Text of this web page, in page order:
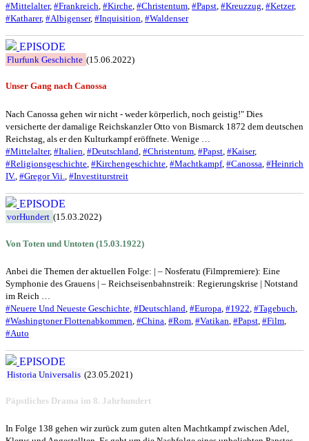
#Mittelalter, #Frankreich, #Kirche, #Christentum, #Papst, #Kreuzzug, #Ketzer,
#Katharer, #Albigenser, #Inquisition, #Waldenser
EPISODE
Flurfunk Geschichte (15.06.2022)
Unser Gang nach Canossa
Nach Canossa gehen wir nicht - weder körperlich, noch geistig!" Dies
versicherte der damalige Reichskanzler Otto von Bismarck 1872 dem deutschen
Reichstag, als er den Kulturkampf eröffnete. Wenige …
#Mittelalter, #Italien #Deutschland #Christentum #Papst #Kaiser,
#Religionsgeschichte #Kirchengeschichte #Machtkampf, #Canossa #Heinrich
IV. #Gregor Vii. #Investiturstreit
EPISODE
vorHundert (15.03.2022)
Von Toten und Untoten (15.03.1922)
Anbei die Themen der aktuellen Folge: | – Nosferatu (Filmpremiere): Eine
Symphonie des Grauens | – Reichseisenbahnstreik: Regierungskrise | Notstand
im Reich …
#Neuere Und Neueste Geschichte #Deutschland #Europa #1922 #Tagebuch
#Washingtoner Flottenabkommen #China #Rom #Vatikan #Papst #Film
#Auto
EPISODE
Historia Universalis (23.05.2021)
Päpstliches Drama im 8. Jahrhundert
In Folge 138 gehen wir zurück zum guten alten Machtkampf zwischen Adel,